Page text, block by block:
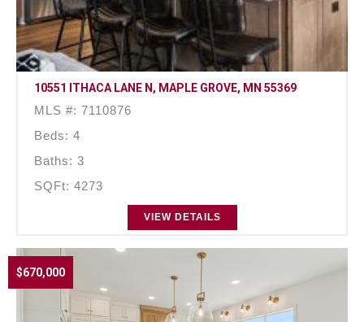
10551 ITHACA LANE N, MAPLE GROVE, MN 55369
MLS #: 7110876
Beds: 4
Baths: 3
SQFt: 4273
VIEW DETAILS
$670,000